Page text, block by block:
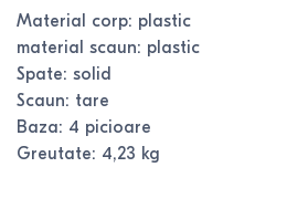
Material corp: plastic
material scaun: plastic
Spate: solid
Scaun: tare
Baza: 4 picioare
Greutate: 4,23 kg